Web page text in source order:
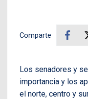
Comparte
Los senadores y
importancia y los
el norte, centro y